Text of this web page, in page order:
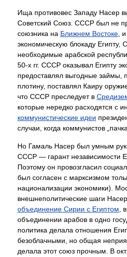
Ища противовес Западу Насер
Советский Союз. СССР был не
союзника на Ближнем Востоке ,
экономическую блокаду Египту,
необходимые арабской
50-х гг. СССР оказывал Египту
предоставлял выгодные займы,
плотину, поставлял Каиру
что СССР преследует в
которые нередко расходятся с
коммунистические идеи
случаи, когда коммунистов
Но Гамаль Насер был умным
СССР — гарант независимости
Поэтому он провозгласил
был согласен с марксизмом
национализации экономики).
внешнеполитические шаги
объединение Сирии с Египтом ,
объединении арабов в одно
политика делала отношения
безоблачными, но общая
делала этот союз прочным. В